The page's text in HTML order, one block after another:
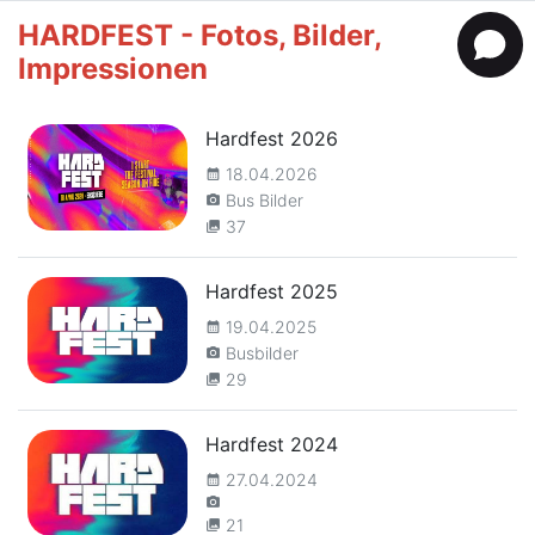
HARDFEST - Fotos, Bilder,
Impressionen
Hardfest 2026
calendar_month 18.04.2026
camera_alt Bus Bilder
collections 37
Hardfest 2025
calendar_month 19.04.2025
camera_alt Busbilder
collections 29
Hardfest 2024
calendar_month 27.04.2024
camera_alt
collections 21